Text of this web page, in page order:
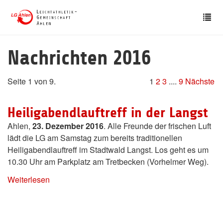
Nachrichten 2016
Seite 1 von 9. 1 23 .... 9 Nächste
Heiligabendlauftreff in der Langst
Ahlen, 23. Dezember 2016. Alle Freunde der frischen Luft
lädt die LG am Samstag zum bereits traditionellen
Heiligabendlauftreff im Stadtwald Langst. Los geht es um
10.30 Uhr am Parkplatz am Tretbecken (Vorhelmer Weg).
Weiterlesen